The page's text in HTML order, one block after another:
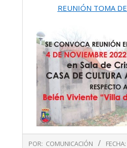
REUNIÓN TOMA
POR: COMUNICACIÓN FECHA: